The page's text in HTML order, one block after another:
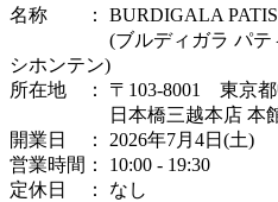
名称 ： BURDIGALA
(ブルディガラ パティス
シホンテン)
所在地 ： 〒103-8001 東京都
日本橋三越本店 本館地
開業日 ： 2026年7月4日(土)
営業時間： 10:00 - 19:30
定休日 ： なし